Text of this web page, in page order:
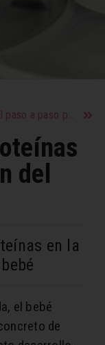
El paso a paso para preparar el mejor cold brew
del
en la
el bebé
de